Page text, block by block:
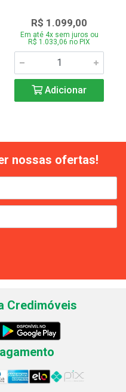
R$ 1.099,00
Em até 4x sem juros ou
R$ 1.033,06 no PIX
Adicionar
nossas ofertas!
Credimóveis